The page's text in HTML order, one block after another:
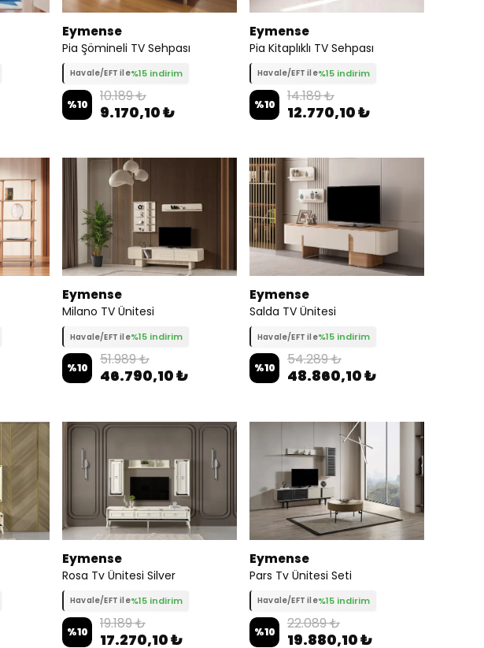
Eymense
Pia Şömineli TV Sehpası
Havale/EFT ile%15 indirim
%10 10.189 ₺
9.170,10 ₺
Eymense
Pia Kitaplıklı TV Sehpası
Havale/EFT ile%15 indirim
%10 14.189 ₺
12.770,10 ₺
Eymense
Milano TV Ünitesi
Havale/EFT ile%15 indirim
%10 51.989 ₺
46.790,10 ₺
Eymense
Salda TV Ünitesi
Havale/EFT ile%15 indirim
%10 54.289 ₺
48.860,10 ₺
Eymense
Rosa Tv Ünitesi Silver
Havale/EFT ile%15 indirim
%10 19.189 ₺
17.270,10 ₺
Eymense
Pars Tv Ünitesi Seti
Havale/EFT ile%15 indirim
%10 22.089 ₺
19.880,10 ₺